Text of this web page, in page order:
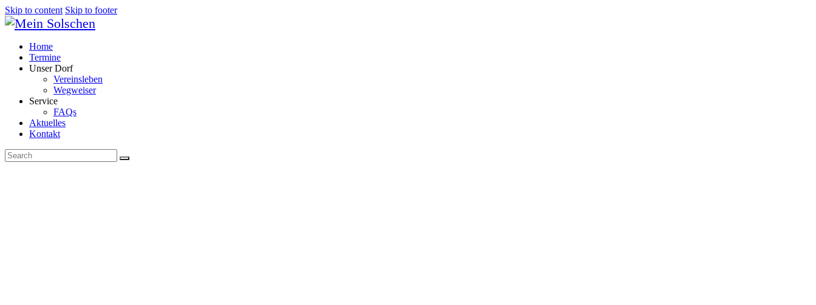
Skip to content Skip to footer
Home
Termine
Unser Dorf
Vereinsleben
Wegweiser
Service
FAQs
Aktuelles
Kontakt